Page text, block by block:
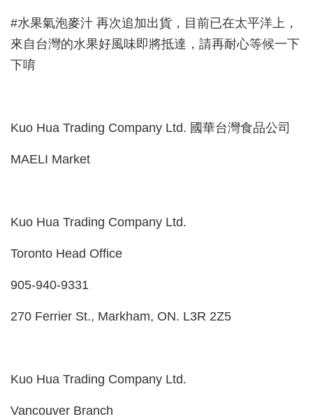
#水果氣泡麥汁 再次追加出貨，目前已在太平洋上，
來自台灣的水果好風味即將抵達，請再耐心等候一下
下唷
Kuo Hua Trading Company Ltd. 國華台灣食品公司
MAELI Market
Kuo Hua Trading Company Ltd.
Toronto Head Office
905-940-9331
270 Ferrier St., Markham, ON. L3R 2Z5
Kuo Hua Trading Company Ltd.
Vancouver Branch